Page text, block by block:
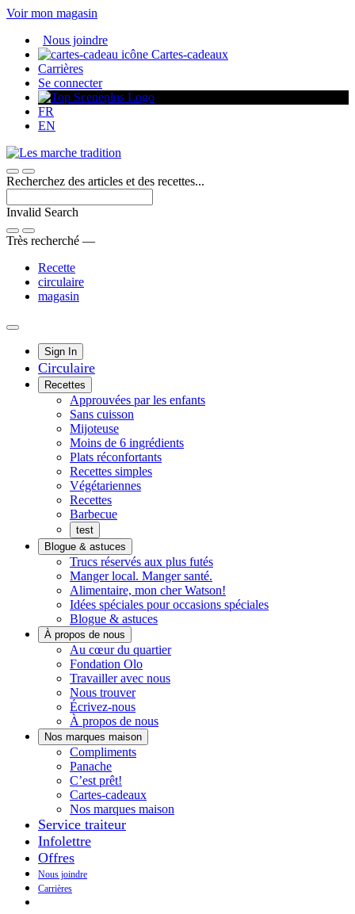
Passer
contenu
Voir mon magasin
Nous joindre
Cartes-cadeaux
Carrières
Se connecter
FR
EN
Recherchez des articles et des recettes...
Invalid Search
Submit
Très recherché —
Recette
circulaire
magasin
Main
Menu
Sign In
Circulaire
Recettes
Approuvées par les enfants
Sans cuisson
Mijoteuse
Moins de 6 ingrédients
Plats réconfortants
Recettes simples
Végétariennes
Recettes
Barbecue
test
Blogue & astuces
Trucs réservés aux plus futés
Manger local. Manger santé.
Alimentaire, mon cher Watson!
Idées spéciales pour occasions spéciales
Blogue & astuces
À propos de nous
Au cœur du quartierHistoires
Fondation Olo
Travailler avec nous
Nous trouver
Écrivez-nous
À propos de nous
Nos marques maison
ComplimentsNotre
qui
goûte
PanacheDécouvrez
Panache
C’est prêt!
bons.
Toujours
prêts
Cartes-cadeaux
Nos marques maison
Service traiteur
Infolettre
Offres
Nous joindre
Carrières